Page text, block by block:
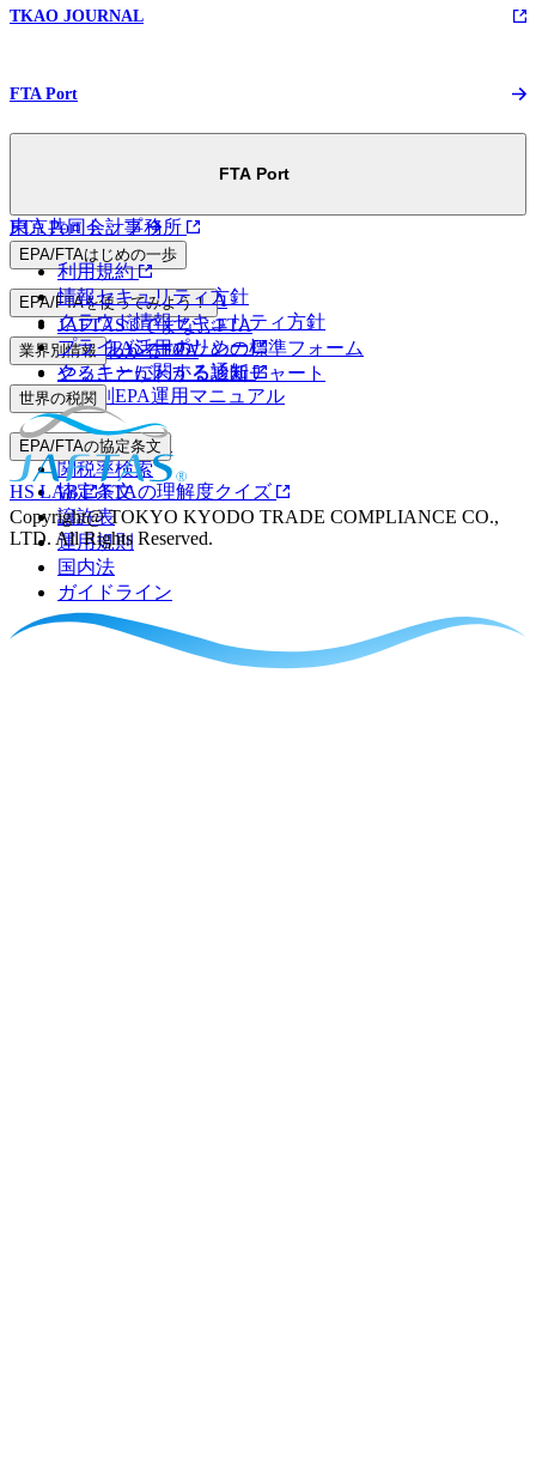
TKAO JOURNAL
FTA Port
FTA Port
FTA Port トップ
EPA/FTAはじめの一歩
マンガでわかるEPA
JAFTAS®でまなぶFTA
5分でわかるEPA
EPA/FTAを使ってみよう！
EPA/FTA活用のための標準フォーム
やることがわかる診断チャート
業界別情報
業界別EPA運用マニュアル
世界の税関
事前教示制度
関税率検索
EPA/FTAの協定条文
協定条文
譲許表
運用規則
国内法
ガイドライン
HS LAB FTAの理解度クイズ
東京共同会計事務所
利用規約
情報セキュリティ方針
クラウド情報セキュリティ方針
プライバシーポリシー
クッキーに関する通知
Copyright@ TOKYO KYODO TRADE COMPLIANCE CO.,
LTD. All Rights Reserved.